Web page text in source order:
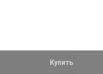
Купить